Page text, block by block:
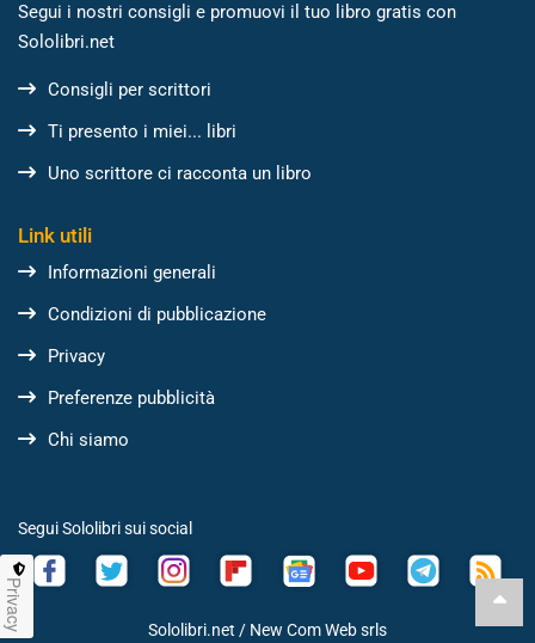
Segui i nostri consigli e promuovi il tuo libro gratis con
Sololibri.net
Consigli per scrittori
Ti presento i miei... libri
Uno scrittore ci racconta un libro
Link utili
Informazioni generali
Condizioni di pubblicazione
Privacy
Preferenze pubblicità
Chi siamo
Segui Sololibri sui social
Sololibri.net / New Com Web srls
Privacy